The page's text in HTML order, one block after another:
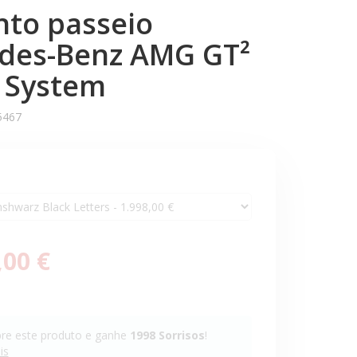
passeio
Benz AMG GT²
€
este produto e ganhe 1998 Sorrisos!